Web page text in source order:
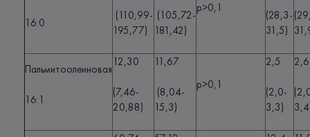
16:0
(110,99-
195,77)
(105,72-
181,42)
p>0,1
(28,3-
31,5)
Пальмитоолеиновая
16:1
12,30
(7,46-
20,88)
11,67
(8,04-
15,3)
p>0,1
2,5
(2,0-
3,3)
2,6